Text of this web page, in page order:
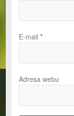
E-mail *
Adresa webu